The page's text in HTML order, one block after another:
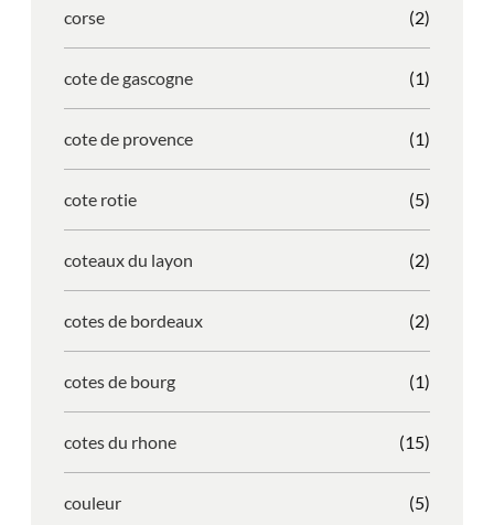
corse (2)
cote de gascogne (1)
cote de provence (1)
cote rotie (5)
coteaux du layon (2)
cotes de bordeaux (2)
cotes de bourg (1)
cotes du rhone (15)
couleur (5)